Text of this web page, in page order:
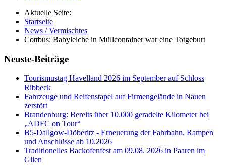
Aktuelle Seite:
Startseite
News / Vermischtes
Cottbus: Babyleiche in Müllcontainer war eine Totgeburt
Neuste-Beiträge
Tourismustag Havelland 2026 im September auf Schloss
Ribbeck
Fahrzeuge und Reifenstapel auf Firmengelände in Nauen
zerstört
Brandenburg: Bereits über 10.000 geradelte Kilometer bei
„ADFC on Tour“
B5-Dallgow-Döberitz - Erneuerung der Fahrbahn, Rampen
und Anschlüsse ab 10.2026
Traditionelles Backofenfest am 09.08. 2026 in Paaren im
Glien